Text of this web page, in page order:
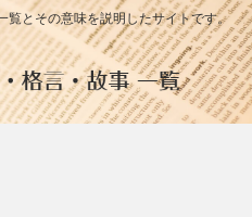
覧とその意味を説明したサイトです。